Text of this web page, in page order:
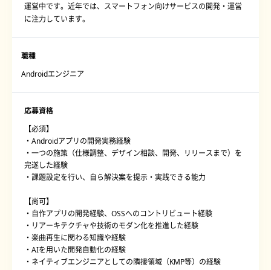
運営中です。近年では、スマートフォン向けサービスの開発・運営
に注力しています。
職種
Androidエンジニア
応募資格
【必須】
・Androidアプリの開発実務経験
・一つの施策（仕様調整、デザイン相談、開発、リリースまで）を
完遂した経験
・課題設定を行い、自ら解決案を提示・実践できる能力
【尚可】
・自作アプリの開発経験、OSSへのコントリビュート経験
・リアーキテクチャや技術のモダン化を推進した経験
・楽曲再生に関わる知識や経験
・AIを用いた開発自動化の経験
・ネイティブエンジニアとしての隣接領域（KMP等）の経験